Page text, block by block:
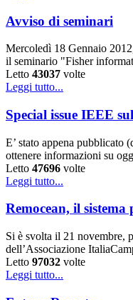
Avviso di seminari
Mercoledì 18 Gennaio
il seminario "Fisher
Letto 43037 volte
Leggi tutto...
Special issue IEEE
E’ stato appena pubblicato
ottenere informazioni su
Letto 47696 volte
Leggi tutto...
Remocean, il
Si è svolta il 21 novembre,
dell’Associazione
Letto 97032 volte
Leggi tutto...